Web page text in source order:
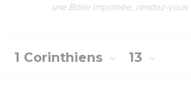
une Bible imprimée, rendez-
1 Corinthiens 13